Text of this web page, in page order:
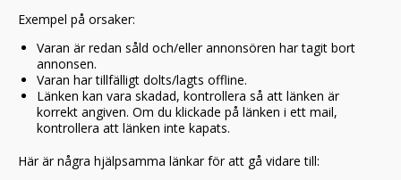
Exempel på orsaker:
Varan är redan såld och/eller annonsören har tagit bort
annonsen.
Varan har tillfälligt dolts/lagts offline.
Länken kan vara skadad, kontrollera så att länken är
korrekt angiven. Om du klickade på länken i ett mail,
kontrollera att länken inte kapats.
Här är några hjälpsamma länkar för att gå vidare till: